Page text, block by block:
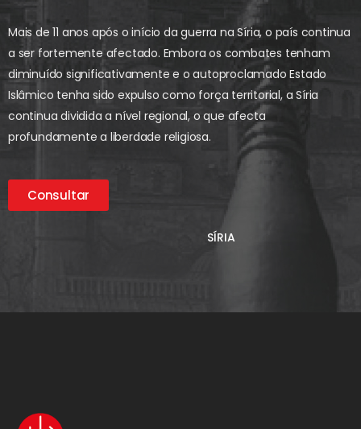
Mais de 11 anos após o início da guerra na Síria, o país continua
a ser fortemente afectado. Embora os combates tenham
diminuído significativamente e o autoproclamado Estado
Islâmico tenha sido expulso como força territorial, a Síria
continua dividida a nível regional, o que afecta
profundamente a liberdade religiosa.
Consultar
SÍRIA